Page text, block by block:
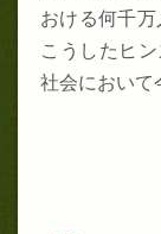
おける何千万
こうしたヒ
社会において